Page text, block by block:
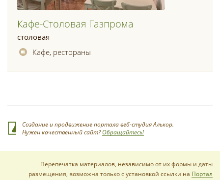
Кафе-Столовая Газпрома
столовая
Кафе, рестораны
Создание и продвижение портала веб-студия Алькор.
Нужен качественный сайт?Обращайтесь!
Перепечатка материалов, независимо от их формы и даты
размещения, возможна только с установкой ссылки на Портал